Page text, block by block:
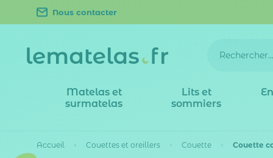
Nous contacter
Matelas et
surmatelas
Lits et
sommiers
Accueil Couettes et oreillers Couette Couette